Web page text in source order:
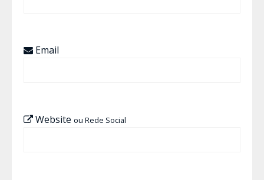
Email
Website ou Rede Social